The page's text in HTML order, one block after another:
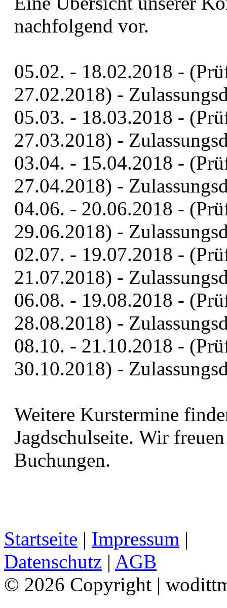
nachfolgend vor.
05.02. - 18.02.2018 -
27.02.2018) -
05.03. - 18.03.2018 -
27.03.2018) -
03.04. - 15.04.2018 -
27.04.2018) -
04.06. - 20.06.2018 -
29.06.2018) -
02.07. - 19.07.2018 -
21.07.2018) -
06.08. - 19.08.2018 -
28.08.2018) -
08.10. - 21.10.2018 -
30.10.2018) -
Weitere Kurstermine
Jagdschulseite. Wir
Buchungen.
Startseite | Impressum |
Datenschutz | AGB
© 2026 Copyright |